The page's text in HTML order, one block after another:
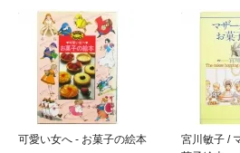
可愛い女へ - お菓子の絵本
宮川敏子 /